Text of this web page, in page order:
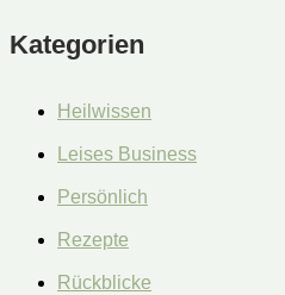
Kategorien
Heilwissen
Leises Business
Persönlich
Rezepte
Rückblicke